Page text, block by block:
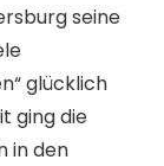
seine
glücklich
ging die
in den